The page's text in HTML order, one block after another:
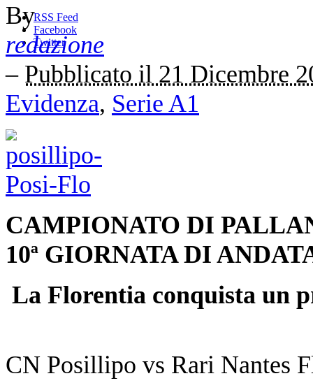
RSS Feed
Facebook
Twitter
By
redazione
– Pubblicato il 21 Dicembre
Evidenza, Serie A1
CAMPIONATO DI
10ª GIORNATA DI
La Florentia conquista un
CN Posillipo vs Rari Nantes